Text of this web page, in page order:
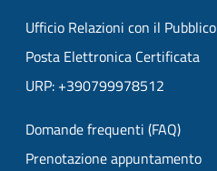
Ufficio Relazioni con il Pubblico
Posta Elettronica Certificata
URP: +390799978512
Domande frequenti (FAQ)
Prenotazione appuntamento